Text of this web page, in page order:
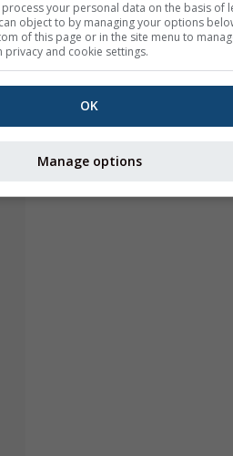
process your personal data on the basis of
object to by managing your options
of this page or in the site menu to
privacy and cookie settings.
OK
Manage options